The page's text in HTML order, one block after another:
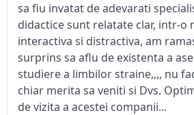
sa fiu invatat de adevarati
didactice sunt relatate clar, intr-o
interactiva si distractiva, am
surprins sa aflu de existenta a
studiere a limbilor straine,,,, nu
chiar merita sa veniti si Dvs.
de vizita a acestei companii...